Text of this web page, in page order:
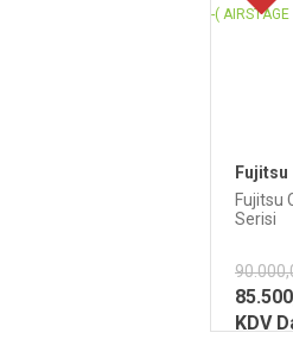
Fujitsu
Fujitsu
Serisi
KDV